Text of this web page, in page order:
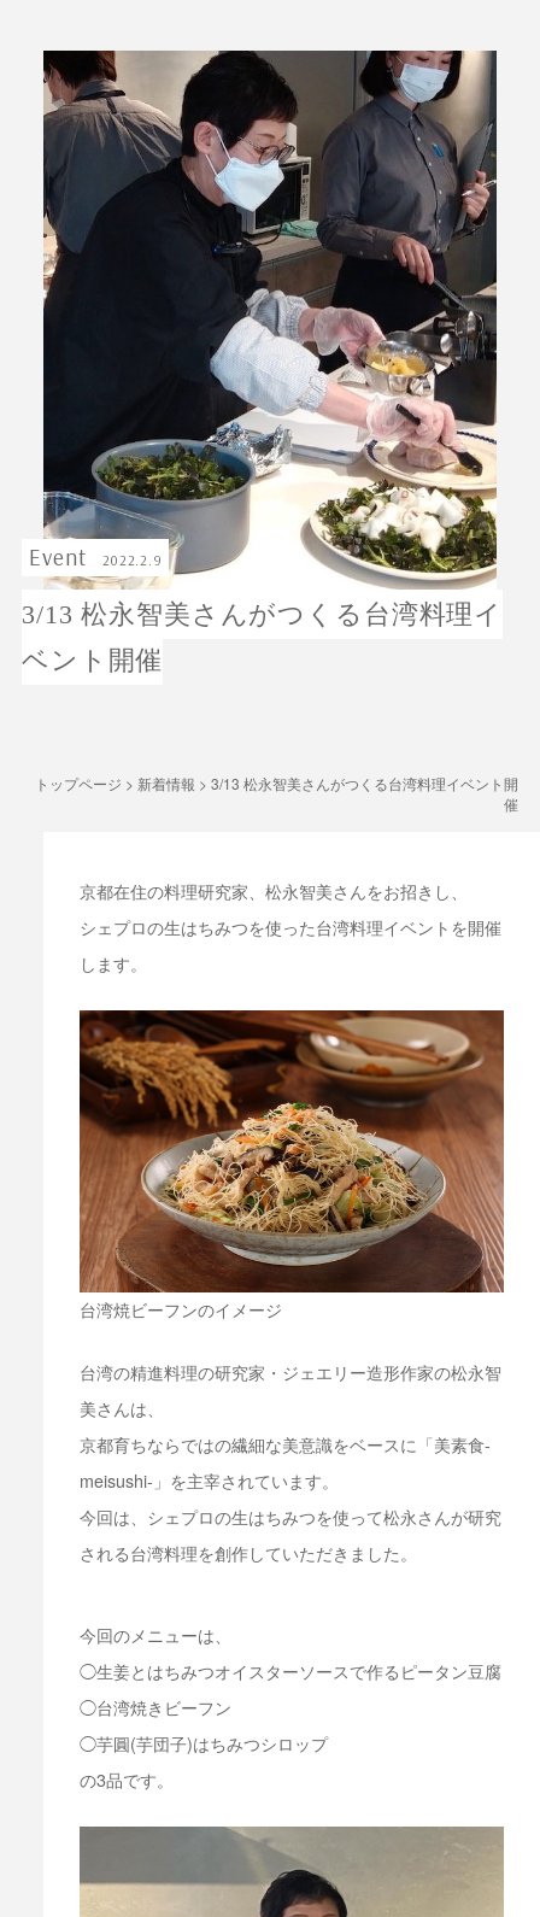
ABOUT Cieplo シェプロについて
シェプロの生はちみつ
店舗紹介
NEWS 新着情報
ONLINE SHOP オンラインショップ／商品紹介
読みもの
Event 2022.2.9
3/13 松永智美さんがつくる台湾料理イ
ベント開催
トップページ > 新着情報 >3/13 松永智美さんがつくる台湾料理イベント開
催
京都在住の料理研究家、松永智美さんをお招きし、
シェプロの生はちみつを使った台湾料理イベントを開催
します。
台湾焼ビーフンのイメージ
台湾の精進料理の研究家・ジェエリー造形作家の松永智
美さんは、
京都育ちならではの繊細な美意識をベースに「美素食-
meisushi-」を主宰されています。
今回は、シェプロの生はちみつを使って松永さんが研究
される台湾料理を創作していただきました。
今回のメニューは、
◯生姜とはちみつオイスターソースで作るピータン豆腐
◯台湾焼きビーフン
◯芋圓(芋団子)はちみつシロップ
の3品です。